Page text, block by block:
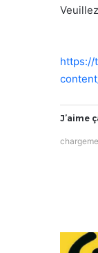
https://
J’aime